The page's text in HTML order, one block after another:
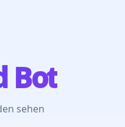
Bot
sehen